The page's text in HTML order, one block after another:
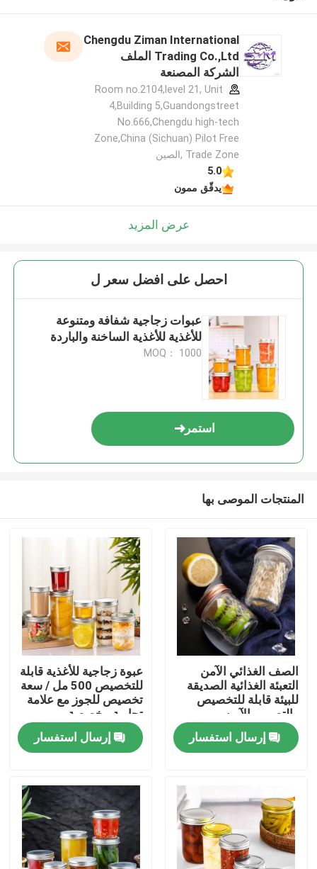
منتجات
أشرطة فيديو
Chengdu Ziman International
Trading Co.,Ltd الملف
الشركة المصنعة
Room no.2104,level 21, Unit
4,Building 5,Guandongstreet
No.666,Chengdu high-tech
Zone,China (Sichuan) Pilot Free
Trade Zone ,الصين
5.0
يدقّق ممون
عرض المزيد
احصل على افضل سعر ل
عبوات زجاجية شفافة ومتنوعة
للأغذية للأغذية الساخنة والباردة
MOQ： 1000
استمر
المنتجات الموصى بها
الصف الغذائي الآمن
التعبئة الغذائية الصديقة
للبيئة قابلة للتخصيص
والتصميم الآمن
إرسال استفسار
عبوة زجاجية للأغذية قابلة
للتخصيص 500 مل / سعة
تخصيص للجوز مع علامة
تجارية مخصصة
إرسال استفسار